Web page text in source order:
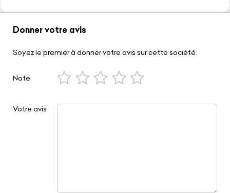
Donner votre avis
Soyez le premier à donner votre avis sur cette société.
Note
Votre avis